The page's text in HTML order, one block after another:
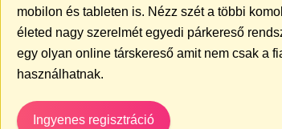
mobilon és tableten is. Nézz szét a többi
életed nagy szerelmét egyedi párkereső
egy olyan online társkereső amit nem csak a
használhatnak.
Ingyenes regisztráció